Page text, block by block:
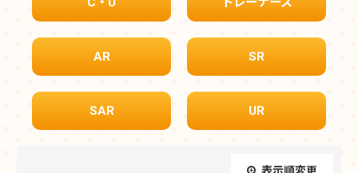
AR SR
SAR UR